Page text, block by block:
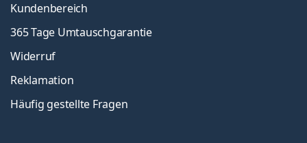
Kundenbereich
365 Tage Umtauschgarantie
Widerruf
Reklamation
Häufig gestellte Fragen